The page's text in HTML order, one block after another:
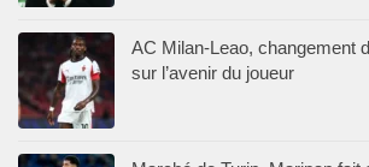
AC Milan-Leao, changement
sur l’avenir du joueur